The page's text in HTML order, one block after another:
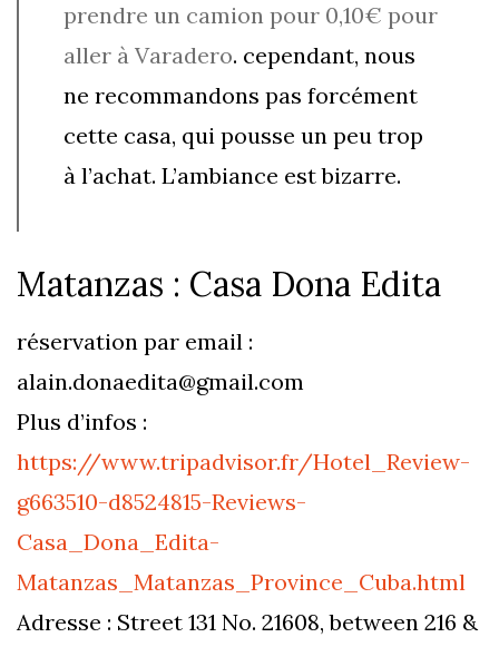
prendre un camion pour 0,10€ pour
aller à Varadero. cependant, nous
ne recommandons pas forcément
cette casa, qui pousse un peu trop
à l’achat. L’ambiance est bizarre.
Matanzas : Casa Dona Edita
réservation par email :
alain.donaedita@gmail.com
Plus d’infos :
https://www.tripadvisor.fr/Hotel_Review-
g663510-d8524815-Reviews-
Casa_Dona_Edita-
Matanzas_Matanzas_Province_Cuba.html
Adresse : Street 131 No. 21608, between 216 &